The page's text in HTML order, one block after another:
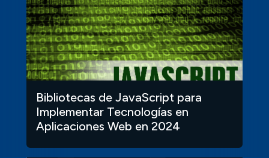
Bibliotecas de JavaScript para
Implementar Tecnologías en
Aplicaciones Web en 2024